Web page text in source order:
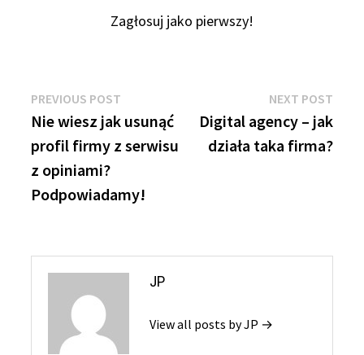
Zagłosuj jako pierwszy!
Nawigacja
wpisu
PREVIOUS POST
post:
Nie wiesz jak usunąć
profil firmy z serwisu
z opiniami?
Podpowiadamy!
NEXT POSTNext
post:
Digital agency – jak
działa taka firma?
JP
View all posts by JP →